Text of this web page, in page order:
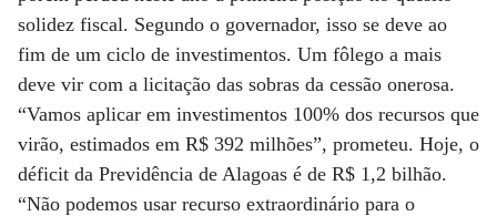
solidez fiscal. Segundo o governador, isso se deve ao
fim de um ciclo de investimentos. Um fôlego a mais
deve vir com a licitação das sobras da cessão onerosa.
“Vamos aplicar em investimentos 100% dos recursos que
virão, estimados em R$ 392 milhões”, prometeu. Hoje, o
déficit da Previdência de Alagoas é de R$ 1,2 bilhão.
“Não podemos usar recurso extraordinário para o